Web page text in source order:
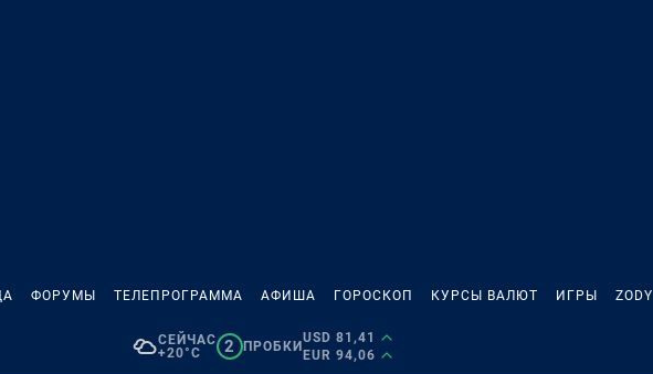
ФОРУМЫ ТЕЛЕПРОГРАММА АФИША ГОРОСКОП КУРСЫ ВАЛЮТ ИГРЫ ZODY
СЕЙЧАС
+20°C
2 ПРОБКИ
USD 81,41
EUR 94,06